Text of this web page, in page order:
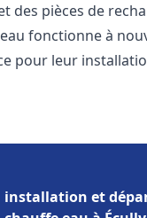
des pièces de
fonctionne à
pour leur
installation et